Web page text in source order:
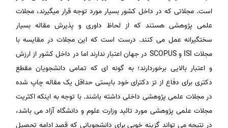
است. مجلاتی که در داخل کشور بسیار مورد توجه قرار میگیرند، مجلات
علمی پژوهشی هستند که از لحاظ داوری و پذیرش مقاله بسیار
سختگیرانه عمل می کنند. درست است که این مجلات در مقایسه با
مجلات ISI و SCOPUS در جهان اعتبار ندارند اما در داخل کشور از ارزش
و اعتبار بالایی برخوردارند؛ به گونه ای که تمامی دانشجویان مقطع
دکتری برای دفاع از تز دکترای خود بایستی حداقل یک مقاله چاپ شده
در مجلات علمی پژوهشی داخلی داشته باشند. با توجه به اینکه اکثریت
مجلات علمی پژوهشی مورد تائید وزارت علوم و دانشگاه آزاد می باشد،
در نتیجه می تواند گزینه خوبی برای دانشجویانی که قصد ادامه تحصیل